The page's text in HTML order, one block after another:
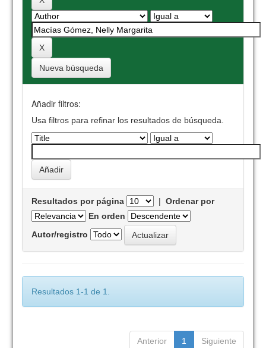
Nueva búsqueda
Añadir filtros:
Usa filtros para refinar los resultados de búsqueda.
Resultados por página |Ordenar por
En orden
Autor/registro
Resultados 1-1 de 1.
Anterior 1 Siguiente